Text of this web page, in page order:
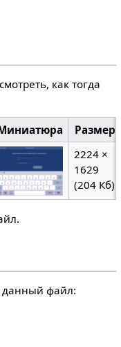
как тогда
2224 ×
1629
(204 Кб)
данный файл: